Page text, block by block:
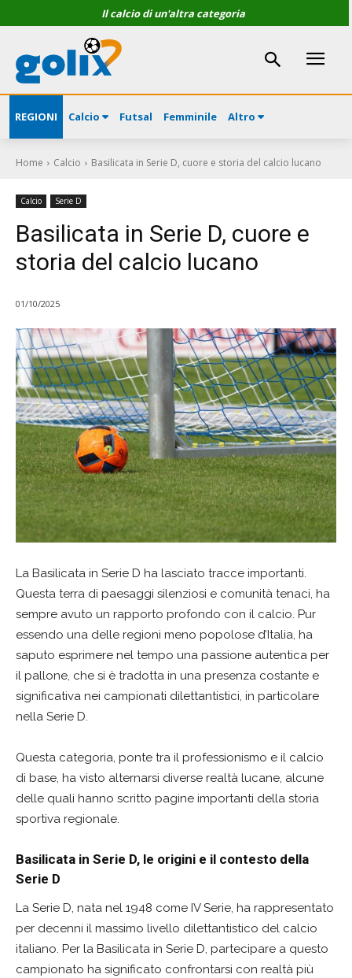
Il calcio di un'altra categoria
REGIONI Calcio Futsal Femminile Altro
Home Calcio Basilicata in Serie D, cuore e storia del calcio lucano
Calcio Serie D
Basilicata in Serie D, cuore e
storia del calcio lucano
01/10/2025
La Basilicata in Serie D ha lasciato tracce importanti.
Questa terra di paesaggi silenziosi e comunità tenaci, ha
sempre avuto un rapporto profondo con il calcio. Pur
essendo una delle regioni meno popolose d’Italia, ha
saputo esprimere nel tempo una passione autentica per
il pallone, che si è tradotta in una presenza costante e
significativa nei campionati dilettantistici, in particolare
nella Serie D.
Questa categoria, ponte tra il professionismo e il calcio
di base, ha visto alternarsi diverse realtà lucane, alcune
delle quali hanno scritto pagine importanti della storia
sportiva regionale.
Basilicata in Serie D, le origini e il contesto della
Serie D
La Serie D, nata nel 1948 come IV Serie, ha rappresentato
per decenni il massimo livello dilettantistico del calcio
italiano. Per la Basilicata in Serie D, partecipare a questo
campionato ha significato confrontarsi con realtà più